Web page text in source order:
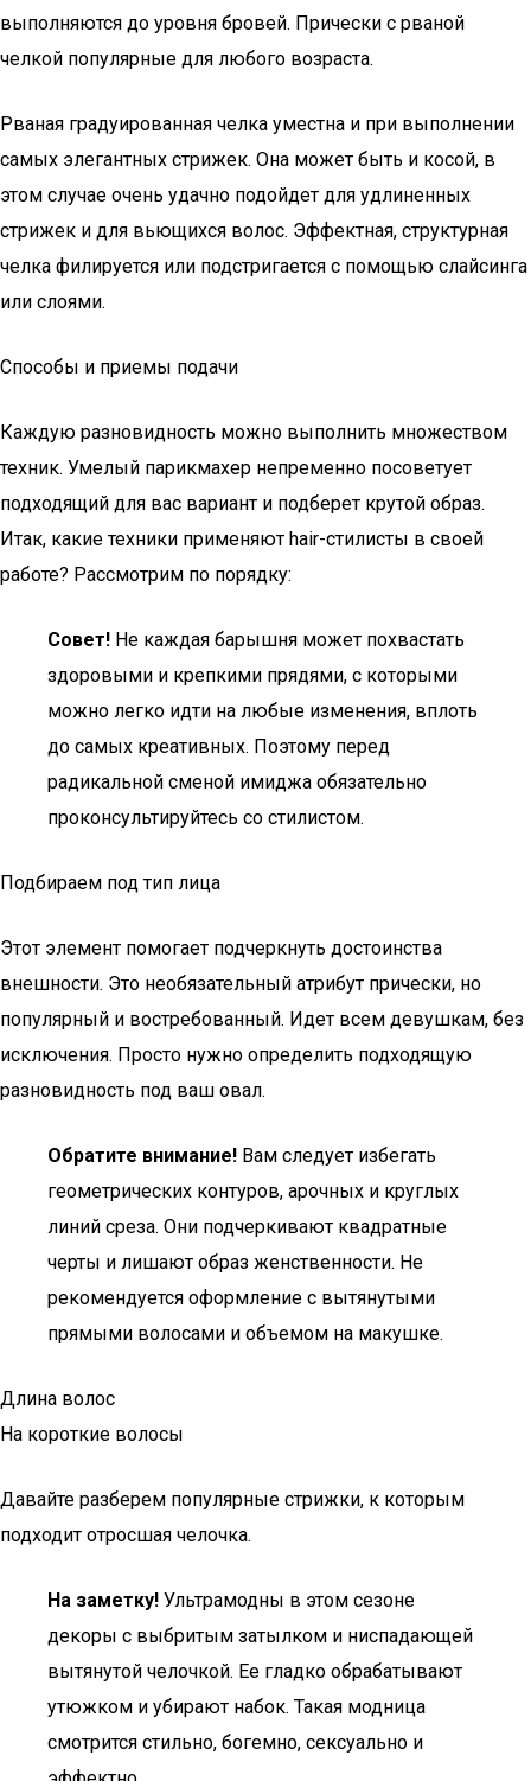
выполняются до уровня бровей. Прически с рваной
челкой популярные для любого возраста.
Рваная градуированная челка уместна и при выполнении
самых элегантных стрижек. Она может быть и косой, в
этом случае очень удачно подойдет для удлиненных
стрижек и для вьющихся волос. Эффектная, структурная
челка филируется или подстригается с помощью слайсинга
или слоями.
Способы и приемы подачи
Каждую разновидность можно выполнить множеством
техник. Умелый парикмахер непременно посоветует
подходящий для вас вариант и подберет крутой образ.
Итак, какие техники применяют hair-стилисты в своей
работе? Рассмотрим по порядку:
Совет! Не каждая барышня может похвастать
здоровыми и крепкими прядями, с которыми
можно легко идти на любые изменения, вплоть
до самых креативных. Поэтому перед
радикальной сменой имиджа обязательно
проконсультируйтесь со стилистом.
Подбираем под тип лица
Этот элемент помогает подчеркнуть достоинства
внешности. Это необязательный атрибут прически, но
популярный и востребованный. Идет всем девушкам, без
исключения. Просто нужно определить подходящую
разновидность под ваш овал.
Обратите внимание! Вам следует избегать
геометрических контуров, арочных и круглых
линий среза. Они подчеркивают квадратные
черты и лишают образ женственности. Не
рекомендуется оформление с вытянутыми
прямыми волосами и объемом на макушке.
Длина волос
На короткие волосы
Давайте разберем популярные стрижки, к которым
подходит отросшая челочка.
На заметку! Ультрамодны в этом сезоне
декоры с выбритым затылком и ниспадающей
вытянутой челочкой. Ее гладко обрабатывают
утюжком и убирают набок. Такая модница
смотрится стильно, богемно, сексуально и